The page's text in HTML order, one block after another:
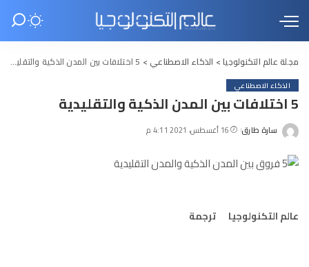
مجلة عالم التكنولوجيا> الذكاء الاصطناعي > 5 اختلافات بين المدن الذكية والتقليدية
الذكاء الاصطناعي
5 اختلافات بين المدن الذكية والتقليدية
Posted
سارة طارق 16 أغسطس، 2021 4:11 م
عالم التكنولوجيا ترجمة